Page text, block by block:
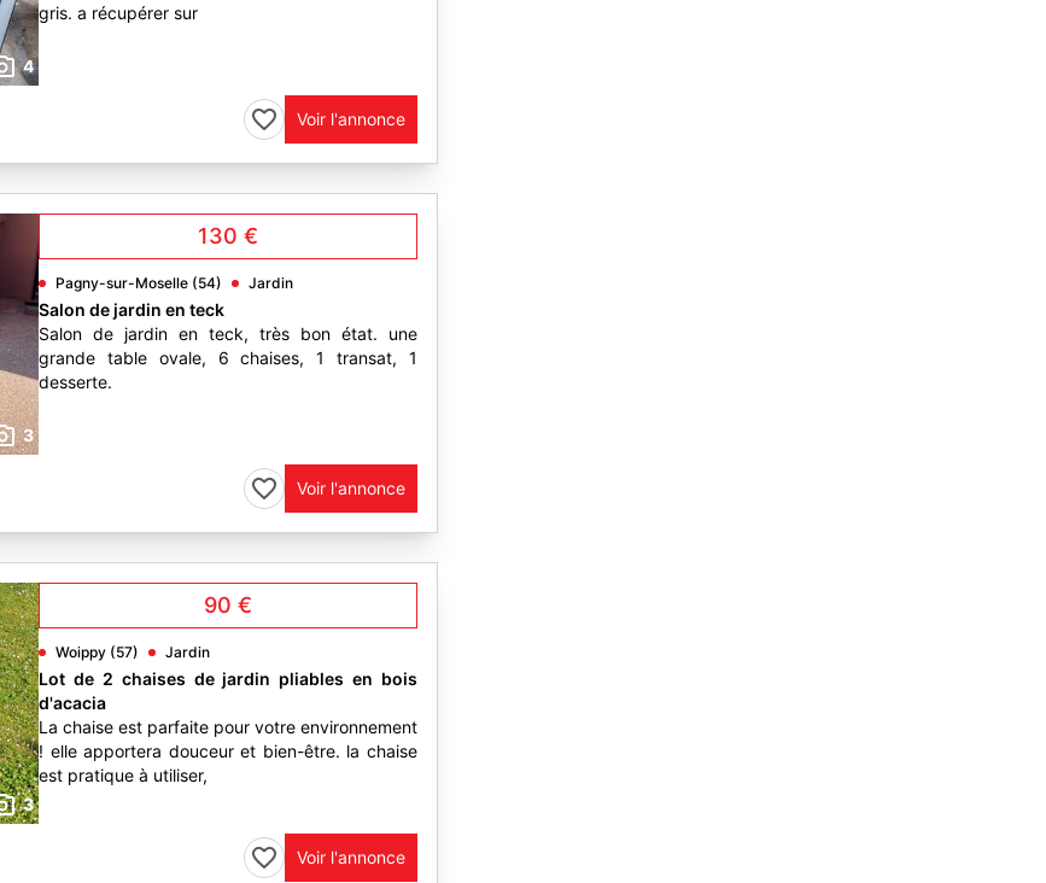
4
gris. a récupérer sur
Voir l'annonce
3
130 €
Pagny-sur-Moselle (54) Jardin
Salon de jardin en teck
Salon de jardin en teck, très bon état. une
grande table ovale, 6 chaises, 1 transat, 1
desserte.
Voir l'annonce
3
90 €
Woippy (57) Jardin
Lot de 2 chaises de jardin pliables en bois
d'acacia
La chaise est parfaite pour votre environnement
! elle apportera douceur et bien-être. la chaise
est pratique à utiliser,
Voir l'annonce